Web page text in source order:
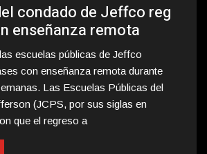
condado de Jeffco reg
enseñanza remota
escuelas públicas de Jeffco
con enseñanza remota durante
Las Escuelas Públicas del
(JCPS, por sus siglas en
que el regreso a